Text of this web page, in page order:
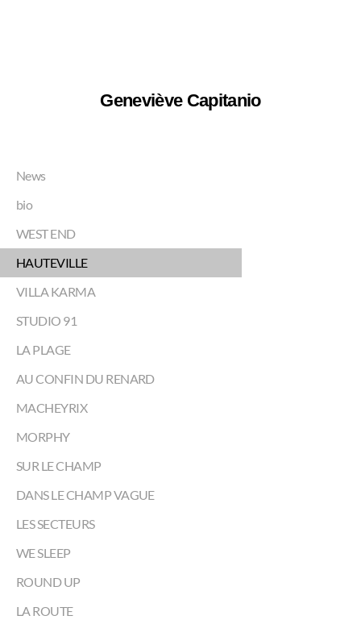
Geneviève Capitanio
News
bio
WEST END
HAUTEVILLE
VILLA KARMA
STUDIO 91
LA PLAGE
AU CONFIN DU RENARD
MACHEYRIX
MORPHY
SUR LE CHAMP
DANS LE CHAMP VAGUE
LES SECTEURS
WE SLEEP
ROUND UP
LA ROUTE